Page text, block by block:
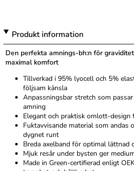
Produkt information
Den perfekta amnings-bh:n för
maximal komfort
Tillverkad i 95% lyocell och 5%
följsam känsla
Anpassningsbar stretch som
amning
Elegant och praktisk omlott-design
Fuktavvisande material som andas
dygnet runt
Breda axelband för optimal lättnad
Mjuk resår under bysten ger
Made in Green-certifierad enligt